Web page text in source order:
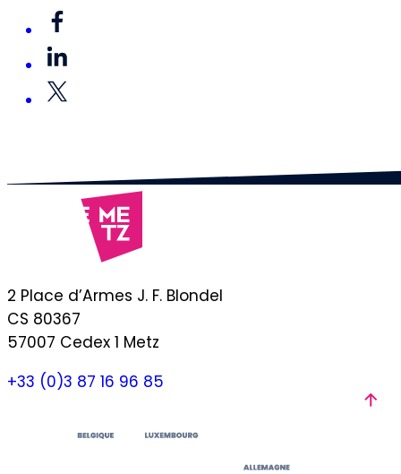
2 Place d’Armes J. F. Blondel
CS 80367
57007 Cedex 1 Metz
+33 (0)3 87 16 96 85